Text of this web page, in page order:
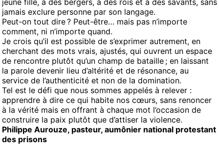
jamais exclure personne par son langage.
Peut-on tout dire ? Peut-être… mais pas n’importe
comment, ni n’importe quand.
Je crois qu’il est possible de s’exprimer autrement, en
cherchant des mots vrais, ajustés, qui ouvrent un espace
de rencontre plutôt qu’un champ de bataille ; en laissant
la parole devenir lieu d’altérité et de résonance, au
service de l’authenticité et non de la domination.
Tel est le défi que nous sommes appelés à relever :
apprendre à dire ce qui habite nos cœurs, sans renoncer
à la vérité mais en offrant à chaque mot l’occasion de
construire la paix plutôt que d’attiser la violence.
Philippe Aurouze, pasteur, aumônier national protestant
des prisons